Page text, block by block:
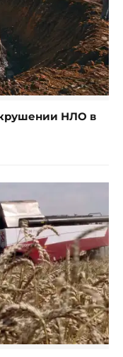
крушении НЛО в